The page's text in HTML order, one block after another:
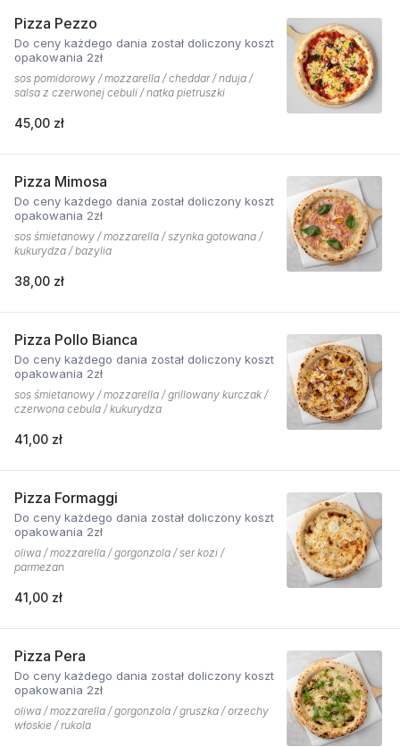
Pizza Pezzo
Do ceny każdego dania został doliczony koszt
opakowania 2zł
sos pomidorowy / mozzarella / cheddar / nduja /
salsa z czerwonej cebuli / natka pietruszki
45,00 zł
Pizza Mimosa
Do ceny każdego dania został doliczony koszt
opakowania 2zł
sos śmietanowy / mozzarella / szynka gotowana /
kukurydza / bazylia
38,00 zł
Pizza Pollo Bianca
Do ceny każdego dania został doliczony koszt
opakowania 2zł
sos śmietanowy / mozzarella / grillowany kurczak /
czerwona cebula / kukurydza
41,00 zł
Pizza Formaggi
Do ceny każdego dania został doliczony koszt
opakowania 2zł
oliwa / mozzarella / gorgonzola / ser kozi /
parmezan
41,00 zł
Pizza Pera
Do ceny każdego dania został doliczony koszt
opakowania 2zł
oliwa / mozzarella / gorgonzola / gruszka / orzechy
włoskie / rukola